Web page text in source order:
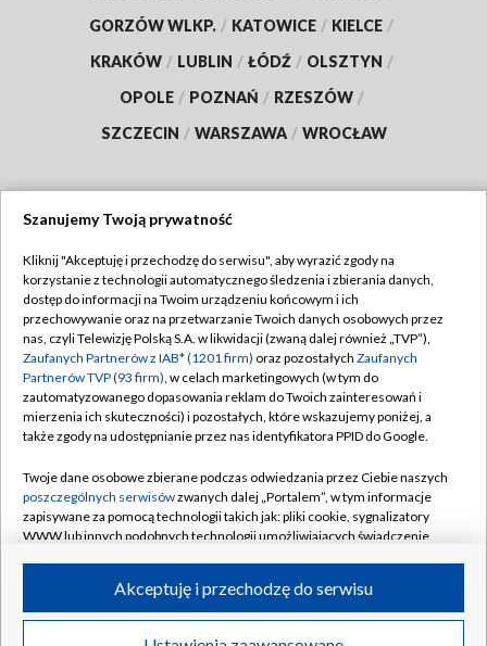
GORZÓW WLKP. / KATOWICE / KIELCE /
KRAKÓW / LUBLIN / ŁÓDŹ / OLSZTYN /
OPOLE / POZNAŃ / RZESZÓW /
SZCZECIN / WARSZAWA / WROCŁAW
TVP
Abonament TVP
Emisja w TVP
Centrum informacji TVP
Naziemna Telewizja Cyfrowa
Rada Programowa
System NOS
Informacje o nadawcy
Program dla prasy
Regulamin TVP
Polityka prywatności
Moje zgody
Pomoc
Kontakt
Kanały
©2026 Telewizja Polska S.A. w likwidacji
Szanujemy Twoją prywatność
Kliknij "Akceptuję i przechodzę do serwisu", aby wyrazić zgody na
korzystanie z technologii automatycznego śledzenia i zbierania danych,
dostęp do informacji na Twoim urządzeniu końcowym i ich
przechowywanie oraz na przetwarzanie Twoich danych osobowych przez
nas, czyli Telewizję Polską S.A. w likwidacji (zwaną dalej również „TVP”),
Zaufanych Partnerów z IAB* (1201 firm) oraz pozostałych Zaufanych
Partnerów TVP (93 firm), w celach marketingowych (w tym do
zautomatyzowanego dopasowania reklam do Twoich zainteresowań i
mierzenia ich skuteczności) i pozostałych, które wskazujemy poniżej, a
także zgody na udostępnianie przez nas identyfikatora PPID do Google.
Twoje dane osobowe zbierane podczas odwiedzania przez Ciebie naszych
poszczególnych serwisówzwanych dalej „Portalem”, w tym informacje
zapisywane za pomocą technologii takich jak: pliki cookie, sygnalizatory
WWW lub innych podobnych technologii umożliwiających świadczenie
ruchu w Internecie.
Twoje dane osobowe zbierane podczas odwiedzania przez Ciebie
Akceptuję i przechodzę do serwisu